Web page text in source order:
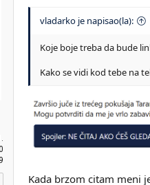
a
vladarko je napisao(la):
Koje boje treba da bude
Kako se vidi kod tebe na
Kada brzom citam meni